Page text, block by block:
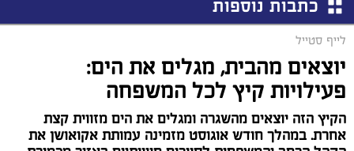
חוף בית ינאי ושפך נחל אלכסנדר. זו הזדמנות לצאת לטבע
ולהכיר מקרוב את הים התיכון והסביבה החופית דרך
משחקים, התנסות ופעילות מהנה ומגבשת.
קרא עוד
אשקלונים - המקומון היומי של אשקלון באינטרנט
אולי יעניין אותך גם